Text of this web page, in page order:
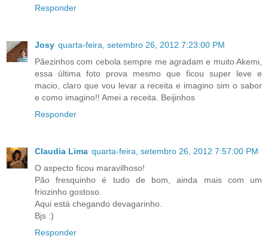
Responder
Josy quarta-feira, setembro 26, 2012 7:23:00 PM
Pãezinhos com cebola sempre me agradam e muito Akemi,
essa última foto prova mesmo que ficou super leve e
macio, claro que vou levar a receita e imagino sim o sabor
e como imagino!! Amei a receita. Beijinhos
Responder
Claudia Lima quarta-feira, setembro 26, 2012 7:57:00 PM
O aspecto ficou maravilhoso!
Pão fresquinho é tudo de bom, ainda mais com um
friozinho gostoso.
Aqui está chegando devagarinho.
Bjs :)
Responder